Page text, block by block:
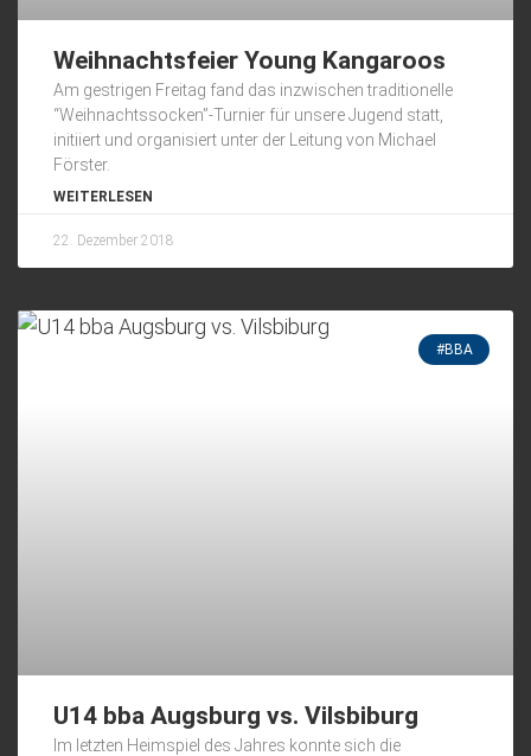
Weihnachtsfeier Young Kangaroos
Am gestrigen Freitag fand das inzwischen traditionelle
“Weihnachtssocken”-Turnier für unsere Jugend statt,
initiiert und organisiert unter der Leitung von Michael
Förster.
WEITERLESEN
22. Dezember 2018
#BBA
U14 bba Augsburg vs. Vilsbiburg
Im letzten Heimspiel des Jahres konnte sich die